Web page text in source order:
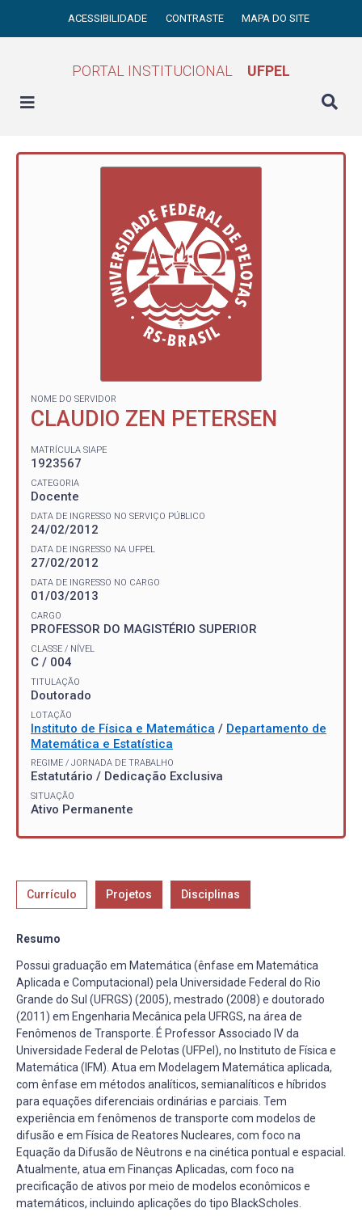
ACESSIBILIDADE CONTRASTE MAPA DO SITE
PORTAL INSTITUCIONAL UFPEL
NOME DO SERVIDOR
CLAUDIO ZEN PETERSEN
MATRÍCULA SIAPE
1923567
CATEGORIA
Docente
DATA DE INGRESSO NO SERVIÇO PÚBLICO
24/02/2012
DATA DE INGRESSO NA UFPEL
27/02/2012
DATA DE INGRESSO NO CARGO
01/03/2013
CARGO
PROFESSOR DO MAGISTÉRIO SUPERIOR
CLASSE / NÍVEL
C / 004
TITULAÇÃO
Doutorado
LOTAÇÃO
Instituto de Física e Matemática / Departamento de
Matemática e Estatística
REGIME / JORNADA DE TRABALHO
Estatutário / Dedicação Exclusiva
SITUAÇÃO
Ativo Permanente
Currículo Projetos Disciplinas
Resumo
Possui graduação em Matemática (ênfase em Matemática
Aplicada e Computacional) pela Universidade Federal do Rio
Grande do Sul (UFRGS) (2005), mestrado (2008) e doutorado
(2011) em Engenharia Mecânica pela UFRGS, na área de
Fenômenos de Transporte. É Professor Associado IV da
Universidade Federal de Pelotas (UFPel), no Instituto de Física e
Matemática (IFM). Atua em Modelagem Matemática aplicada,
com ênfase em métodos analíticos, semianalíticos e híbridos
para equações diferenciais ordinárias e parciais. Tem
experiência em fenômenos de transporte com modelos de
difusão e em Física de Reatores Nucleares, com foco na
Equação da Difusão de Nêutrons e na cinética pontual e espacial.
Atualmente, atua em Finanças Aplicadas, com foco na
precificação de ativos por meio de modelos econômicos e
matemáticos, incluindo aplicações do tipo BlackScholes.